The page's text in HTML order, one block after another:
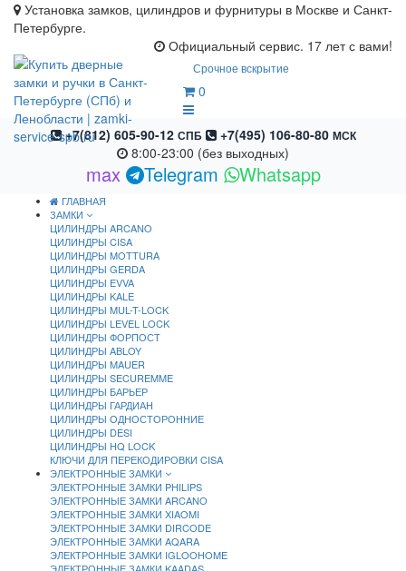
Установка замков, цилиндров и фурнитуры в Москве и Санкт-
Петербурге.
Официальный сервис. 17 лет с вами!
Срочное вскрытие
0
+7(812) 605-90-12 СПБ +7(495) 106-80-80 МСК
8:00-23:00 (без выходных)
max Telegram Whatsapp
ГЛАВНАЯ
ЗАМКИ
ЦИЛИНДРЫ ARCANO
ЦИЛИНДРЫ CISA
ЦИЛИНДРЫ MOTTURA
ЦИЛИНДРЫ GERDA
ЦИЛИНДРЫ EVVA
ЦИЛИНДРЫ KALE
ЦИЛИНДРЫ MUL-T-LOCK
ЦИЛИНДРЫ LEVEL LOCK
ЦИЛИНДРЫ ФОРПОСТ
ЦИЛИНДРЫ ABLOY
ЦИЛИНДРЫ MAUER
ЦИЛИНДРЫ SECUREMME
ЦИЛИНДРЫ БАРЬЕР
ЦИЛИНДРЫ ГАРДИАН
ЦИЛИНДРЫ ОДНОСТОРОННИЕ
ЦИЛИНДРЫ DESI
ЦИЛИНДРЫ HQ LOCK
КЛЮЧИ ДЛЯ ПЕРЕКОДИРОВКИ CISA
ЭЛЕКТРОННЫЕ ЗАМКИ
ЭЛЕКТРОННЫЕ ЗАМКИ PHILIPS
ЭЛЕКТРОННЫЕ ЗАМКИ ARCANO
ЭЛЕКТРОННЫЕ ЗАМКИ XIAOMI
ЭЛЕКТРОННЫЕ ЗАМКИ DIRCODE
ЭЛЕКТРОННЫЕ ЗАМКИ AQARA
ЭЛЕКТРОННЫЕ ЗАМКИ IGLOOHOME